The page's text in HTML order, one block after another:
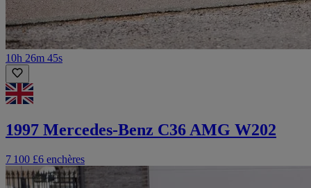
10h 26m 45s
1997 Mercedes-Benz C36 AMG W202
7 100 £6 enchères